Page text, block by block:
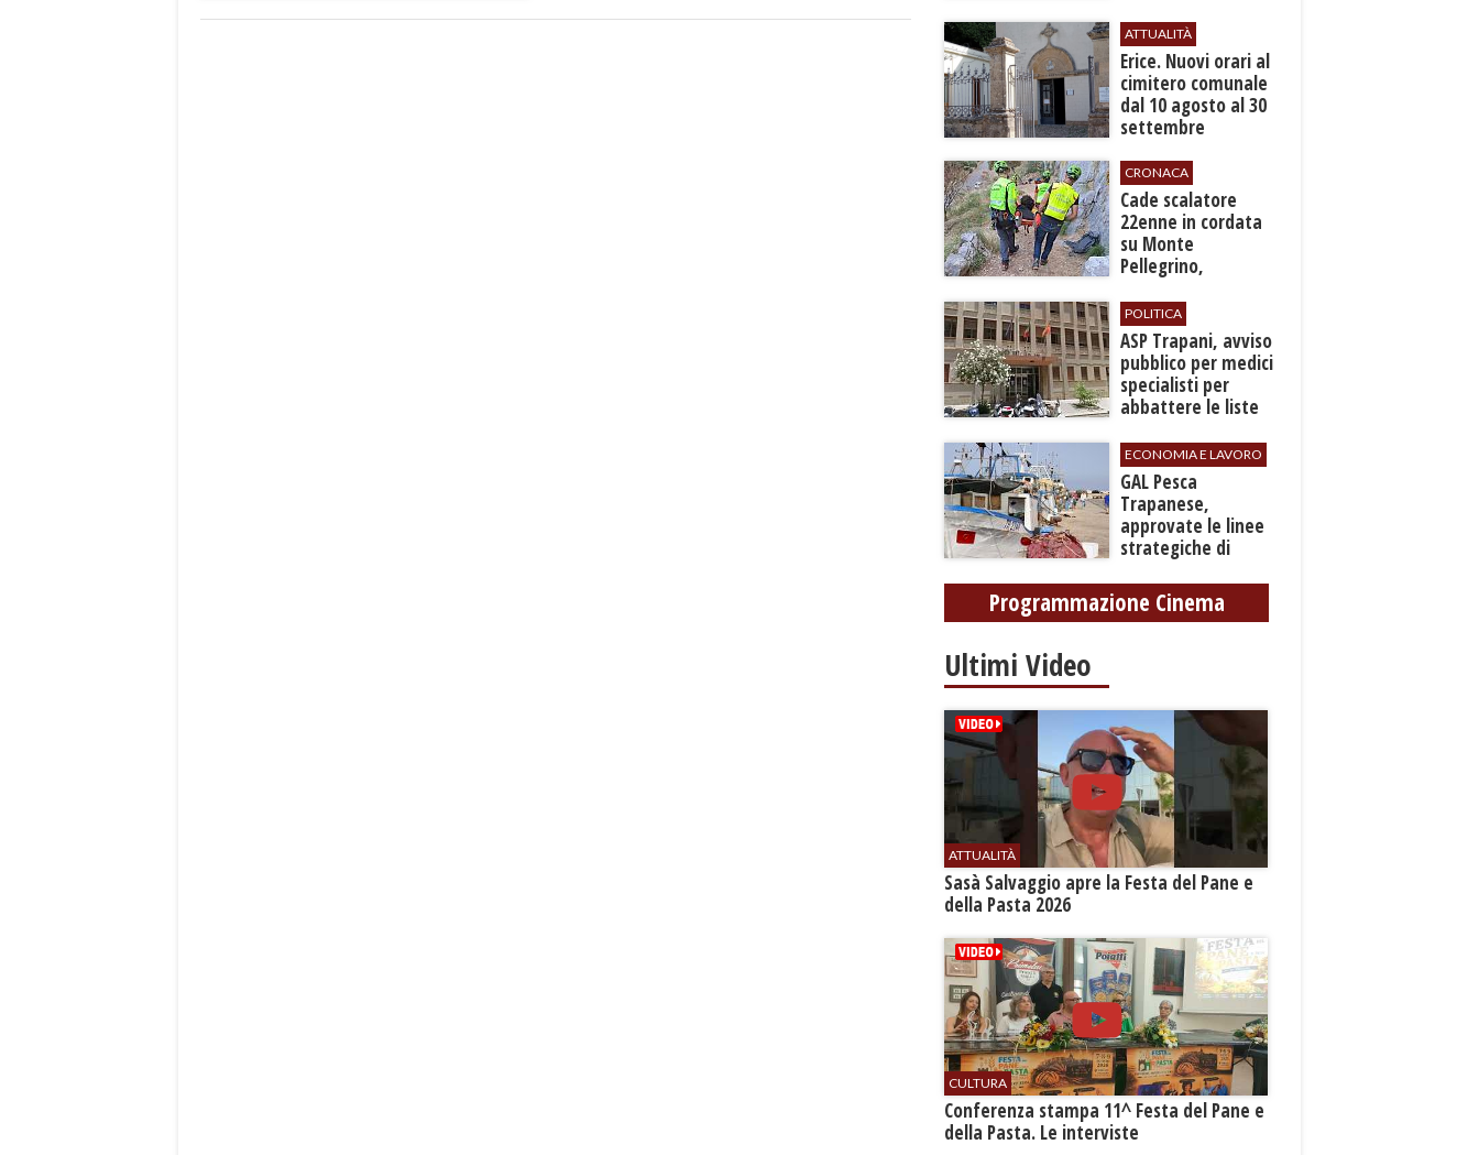
ATTUALITÀ
​Erice. Nuovi orari al
cimitero comunale
dal 10 agosto al 30
settembre
CRONACA
​Cade scalatore
22enne in cordata
su Monte
Pellegrino,
grave ferita a una
gamba
POLITICA
ASP Trapani, avviso
pubblico per medici
specialisti per
abbattere le liste
ECONOMIA E LAVORO
GAL Pesca
Trapanese,
approvate le linee
strategiche di
Generali il 24
settembre
Programmazione Cinema
Ultimi Video
ATTUALITÀ
Sasà Salvaggio apre la Festa del Pane e
della Pasta 2026
CULTURA
Conferenza stampa 11^ Festa del Pane e
della Pasta. Le interviste